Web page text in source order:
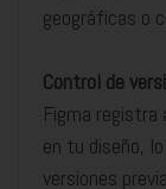
geográficas o
Control de
Figma
en tu diseño,
versiones